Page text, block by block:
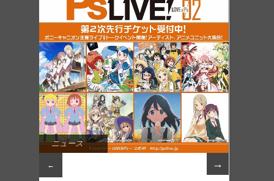
ニュース
← →